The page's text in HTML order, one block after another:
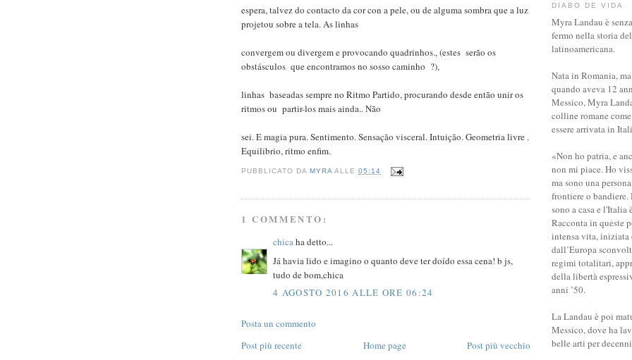
espera, talvez do contacto da cor con a pele, ou de alguma sombra que a luz
projetou sobre a tela. As linhas
convergem ou divergem e provocando quadrinhos., (estes serão os
obstásculos que encontramos no sosso caminho ?),
linhas baseadas sempre no Ritmo Partido, procurando desde então unir os
ritmos ou partir-los mais ainda.. Não
sei. E magia pura. Sentimento. Sensação visceral. Intuição. Geometria livre .
Equilibrio, ritmo enfim.
PUBBLICATO DA MYRA ALLE05:14
1 COMMENTO:
chicaha detto...
Já havia lido e imagino o quanto deve ter doído essa cena! b js,
tudo de bom,chica
4 AGOSTO 2016 ALLE ORE 06:24
Posta un commento
Post più recente
Post più vecchio
Home page
DIABO DE VIDA
Myra Landau è
fermo nella storia
latinoamericana.
Nata in Romania,
quando aveva 12
Messico, Myra
colline romane
essere arrivata in
«Non ho patria, e
non mi piace. Ho
ma sono una
frontiere o
sono a casa e l'Italia
Racconta in queste
intensa vita, iniziata
dall’Europa
regimi totalitari,
della libertà
anni ’50.
La Landau è poi
Messico, dove ha
belle arti per